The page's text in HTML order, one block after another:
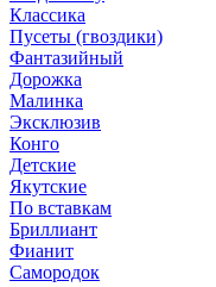
Классика
Пусеты (гвоздики)
Фантазийный
Дорожка
Малинка
Эксклюзив
Конго
Детские
Якутские
По вставкам
Бриллиант
Фианит
Самородок